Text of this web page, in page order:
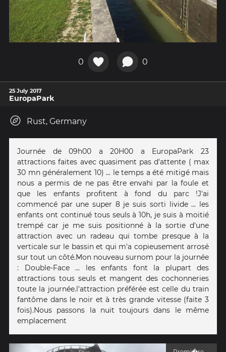
0 0
25 July 2017
EuropaPark
Rust, Germany
Journée de 09h00 a 20H00 a EuropaPark 23
attractions faites avec quasiment pas d'attente ( max
30 mn généralement 10) ... le temps a été mitigé mais
nous a permis de ne pas être envahi par la foule et
que les enfants profitent à fond du parc !J'ai
commencé par une super 8 je suis sorti livide ... les
enfants ont continué tous seuls à 10h, je suis à moitié
trempé car je me suis positionné à la sortie d'une
attraction avec un radeau qui tombe presque à la
verticale sur le bassin et qui m'a copieusement arrosé
sur tout un côté.Mon nouveau surnom pour la journée
: Double-Face ... les enfants font la plupart des
attractions tous seuls et mangent des cochonneries
toute la journée.l'attraction préférée est celle du train
fantôme dans le noir et à très grande vitesse (faite 3
fois).Nous passons la nuit toujours dans le même
emplacement